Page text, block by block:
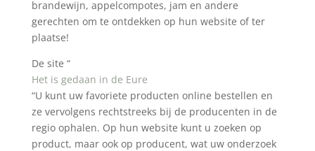
brandewijn, appelcompotes, jam en andere
gerechten om te ontdekken op hun website of ter
plaatse!
De site “
Het is gedaan in de Eure
“U kunt uw favoriete producten online bestellen en
ze vervolgens rechtstreeks bij de producenten in de
regio ophalen. Op hun website kunt u zoeken op
product, maar ook op producent, wat uw onderzoek